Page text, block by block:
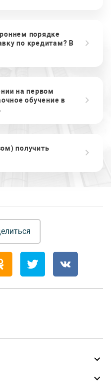
порядке
по кредитам? В
на первом
обучение в
получить